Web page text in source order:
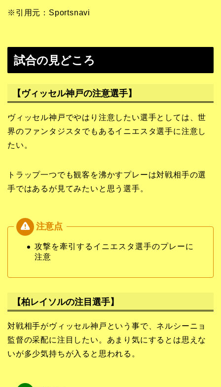
※引用元：Sportsnavi
試合の見どころ
【ヴィッセル神戸の注意選手】
ヴィッセル神戸でやはり注意したい選手としては、世
界のファンタジスタでもあるイニエスタ選手に注意し
たい。
トラップ一つでも観客を沸かすプレーは対戦相手の選
手ではあるが見てみたいと思う選手。
攻撃を牽引するイニエスタ選手のプレーに
注意
【柏レイソルの注目選手】
対戦相手がヴィッセル神戸という事で、ネルシーニョ
監督の采配に注目したい。あまり気にするとは思えな
いが多少気持ちが入ると思われる。